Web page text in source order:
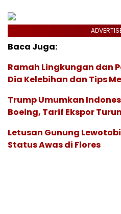
Baca Juga:
Ramah Lingkungan dan
Dia Kelebihan dan Tips
Trump Umumkan
Boeing, Tarif Ekspor Turun
Letusan Gunung
Status Awas di Flores